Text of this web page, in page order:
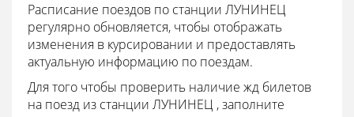
Расписание поездов по станции ЛУНИНЕЦ
регулярно обновляется, чтобы отображать
изменения в курсировании и предоставлять
актуальную информацию по поездам.
Для того чтобы проверить наличие жд билетов
на поезд из станции ЛУНИНЕЦ , заполните